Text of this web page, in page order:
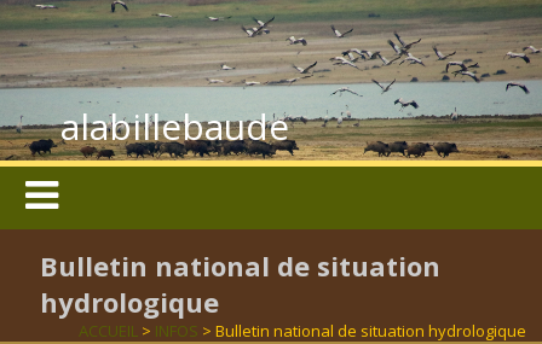
alabillebaude
Bulletin national de situation
hydrologique
ACCUEIL> INFOS > Bulletin national de situation hydrologique